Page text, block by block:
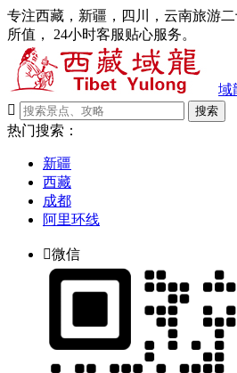
专注西藏，新疆，四川，云南旅游
所值， 24小时客服贴心服务。
域

搜索
热门搜索：
新疆
西藏
成都
阿里环线
微信